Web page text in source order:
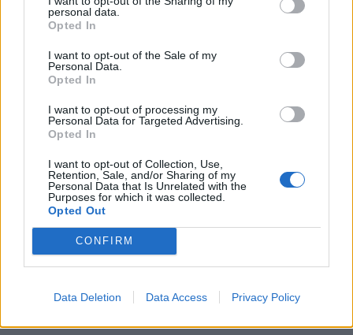
personal data.
Opted In
I want to opt-out of the Sale of my
Personal Data.
Opted In
I want to opt-out of processing my
Personal Data for Targeted Advertising.
Opted In
I want to opt-out of Collection, Use,
Retention, Sale, and/or Sharing of my
Personal Data that Is Unrelated with the
Purposes for which it was collected.
Opted Out
CONFIRM
Data Deletion Data Access Privacy Policy
Több száz millió forintot érintett a visszaélés.
GLOBÁL
Neves rendezvényen bukkant fel Orbán Viktor
A volt miniszterelnök helyi ételt kóstolt és sört ivott a